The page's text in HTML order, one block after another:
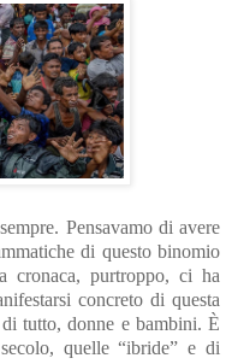
Pensavamo di avere
di questo binomio
cronaca, purtroppo, ci ha
concreto di questa
tutto, donne e bambini. È
quelle “ibride” e di